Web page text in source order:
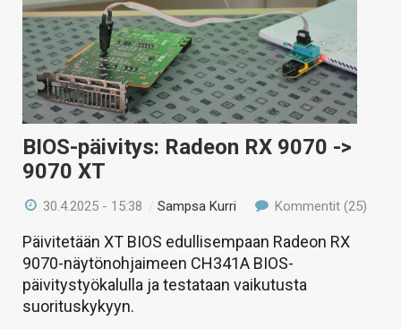
BIOS-päivitys: Radeon RX 9070 ->
9070 XT
30.4.2025 - 15:38 /Sampsa Kurri Kommentit (25)
Päivitetään XT BIOS edullisempaan Radeon RX
9070-näytönohjaimeen CH341A BIOS-
päivitystyökalulla ja testataan vaikutusta
suorituskykyyn.